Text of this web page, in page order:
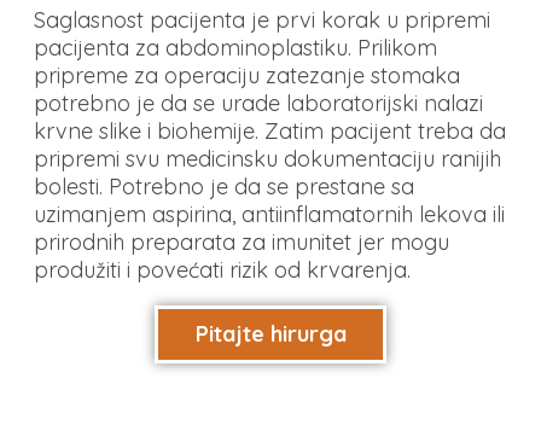
Saglasnost pacijenta je prvi korak u pripremi
pacijenta za abdominoplastiku. Prilikom
pripreme za operaciju zatezanje stomaka
potrebno je da se urade laboratorijski nalazi
krvne slike i biohemije. Zatim pacijent treba da
pripremi svu medicinsku dokumentaciju ranijih
bolesti. Potrebno je da se prestane sa
uzimanjem aspirina, antiinflamatornih lekova ili
prirodnih preparata za imunitet jer mogu
produžiti i povećati rizik od krvarenja.
Pitajte hirurga